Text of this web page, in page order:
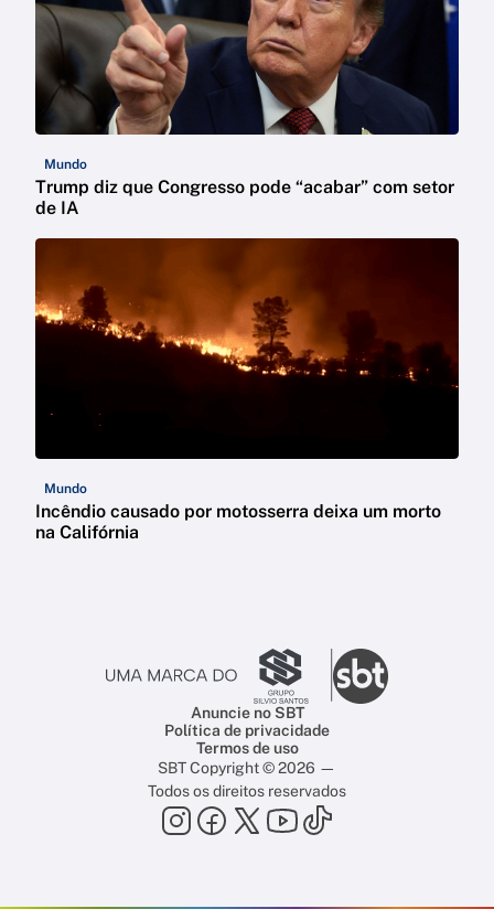
Mundo
Trump diz que Congresso pode “acabar” com setor
de IA
Mundo
Incêndio causado por motosserra deixa um morto
na Califórnia
Anuncie no SBT
Política de privacidade
Termos de uso
SBT Copyright © 2026 —
Todos os direitos reservados